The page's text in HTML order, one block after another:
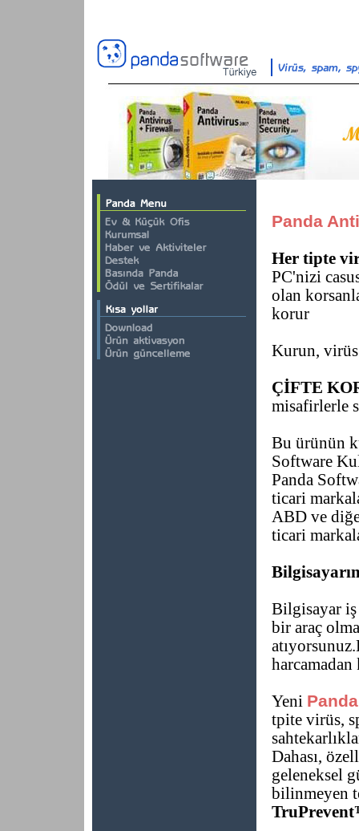
Panda
Her tipte
PC'nizi
olan
korur
Kurun, virüs
ÇİFTE
misafirlerle
Bu ürünün
Software
Panda
ticari
ABD ve
ticari
Bilgisayar iş
bir araç
harcamadan
Yeni
tpite virüs,
Dahası,
geleneksel
bilinmeyen